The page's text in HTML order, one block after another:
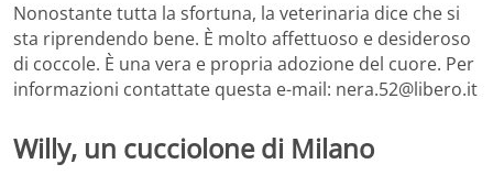
Nonostante tutta la sfortuna, la veterinaria dice che si
sta riprendendo bene. È molto affettuoso e desideroso
di coccole. È una vera e propria adozione del cuore. Per
informazioni contattate questa e-mail: nera.52@libero.it
Willy, un cucciolone di Milano